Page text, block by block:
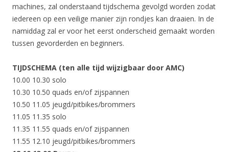
machines, zal onderstaand tijdschema gevolgd worden zodat
iedereen op een veilige manier zijn rondjes kan draaien. In de
namiddag zal er voor het eerst onderscheid gemaakt worden
tussen gevorderden en beginners.
TIJDSCHEMA (ten alle tijd wijzigbaar door AMC)
10.00 10.30 solo
10.30 10.50 quads en/of zijspannen
10.50 11.05 jeugd/pitbikes/brommers
11.05 11.35 solo
11.35 11.55 quads en/of zijspannen
11.55 12.10 jeugd/pitbikes/brommers